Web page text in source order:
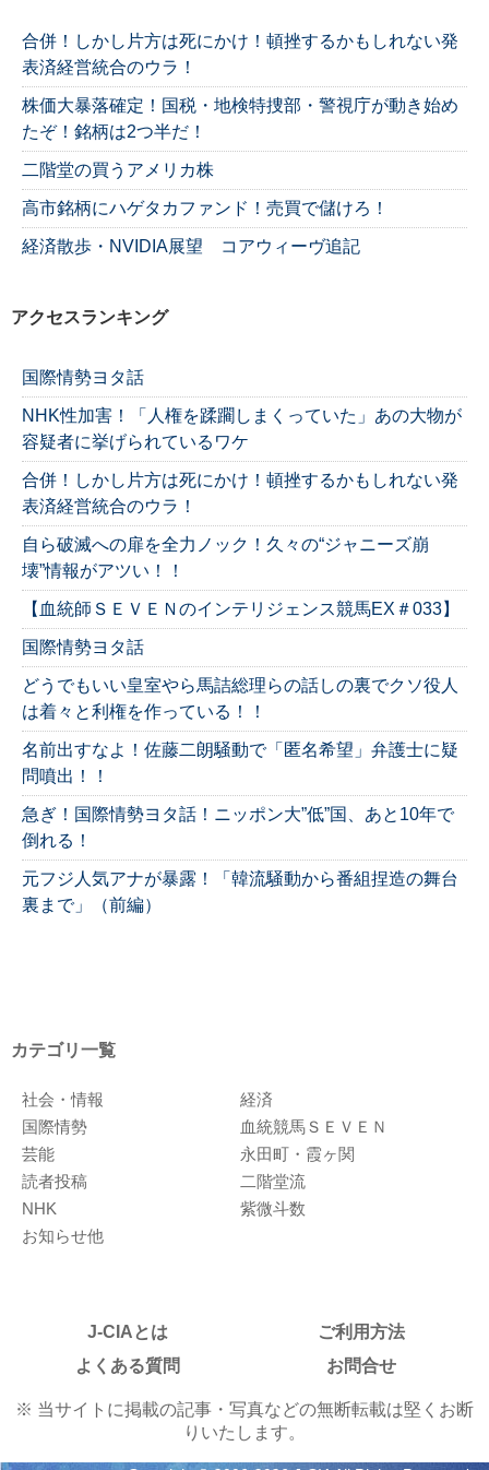
合併！しかし片方は死にかけ！頓挫するかもしれない発
表済経営統合のウラ！
株価大暴落確定！国税・地検特捜部・警視庁が動き始め
たぞ！銘柄は2つ半だ！
二階堂の買うアメリカ株
高市銘柄にハゲタカファンド！売買で儲けろ！
経済散歩・NVIDIA展望 コアウィーヴ追記
アクセスランキング
国際情勢ヨタ話
NHK性加害！「人権を蹂躙しまくっていた」あの大物が
容疑者に挙げられているワケ
合併！しかし片方は死にかけ！頓挫するかもしれない発
表済経営統合のウラ！
自ら破滅への扉を全力ノック！久々の“ジャニーズ崩
壊”情報がアツい！！
【血統師ＳＥＶＥＮのインテリジェンス競馬EX＃033】
国際情勢ヨタ話
どうでもいい皇室やら馬詰総理らの話しの裏でクソ役人
は着々と利権を作っている！！
名前出すなよ！佐藤二朗騒動で「匿名希望」弁護士に疑
問噴出！！
急ぎ！国際情勢ヨタ話！ニッポン大”低”国、あと10年で
倒れる！
元フジ人気アナが暴露！「韓流騒動から番組捏造の舞台
裏まで」（前編）
カテゴリ一覧
社会・情報
経済
国際情勢
血統競馬ＳＥＶＥＮ
芸能
永田町・霞ヶ関
読者投稿
二階堂流
NHK
紫微斗数
お知らせ他
J-CIAとは
ご利用方法
よくある質問
お問合せ
※ 当サイトに掲載の記事・写真などの無断転載は堅くお断
りいたします。